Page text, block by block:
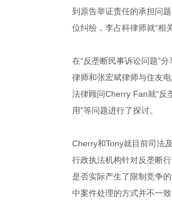
到原告举证责任的承担问
位纠纷，李占科律师就“相
在“反垄断民事诉讼问题”
律师和张宏斌律师与住友
法律顾问Cherry Fan就“反
用”等问题进行了探讨。
Cherry和Tony就目前司法
行政执法机构针对反垄断
是否实际产生了限制竞争
中案件处理的方式并不一